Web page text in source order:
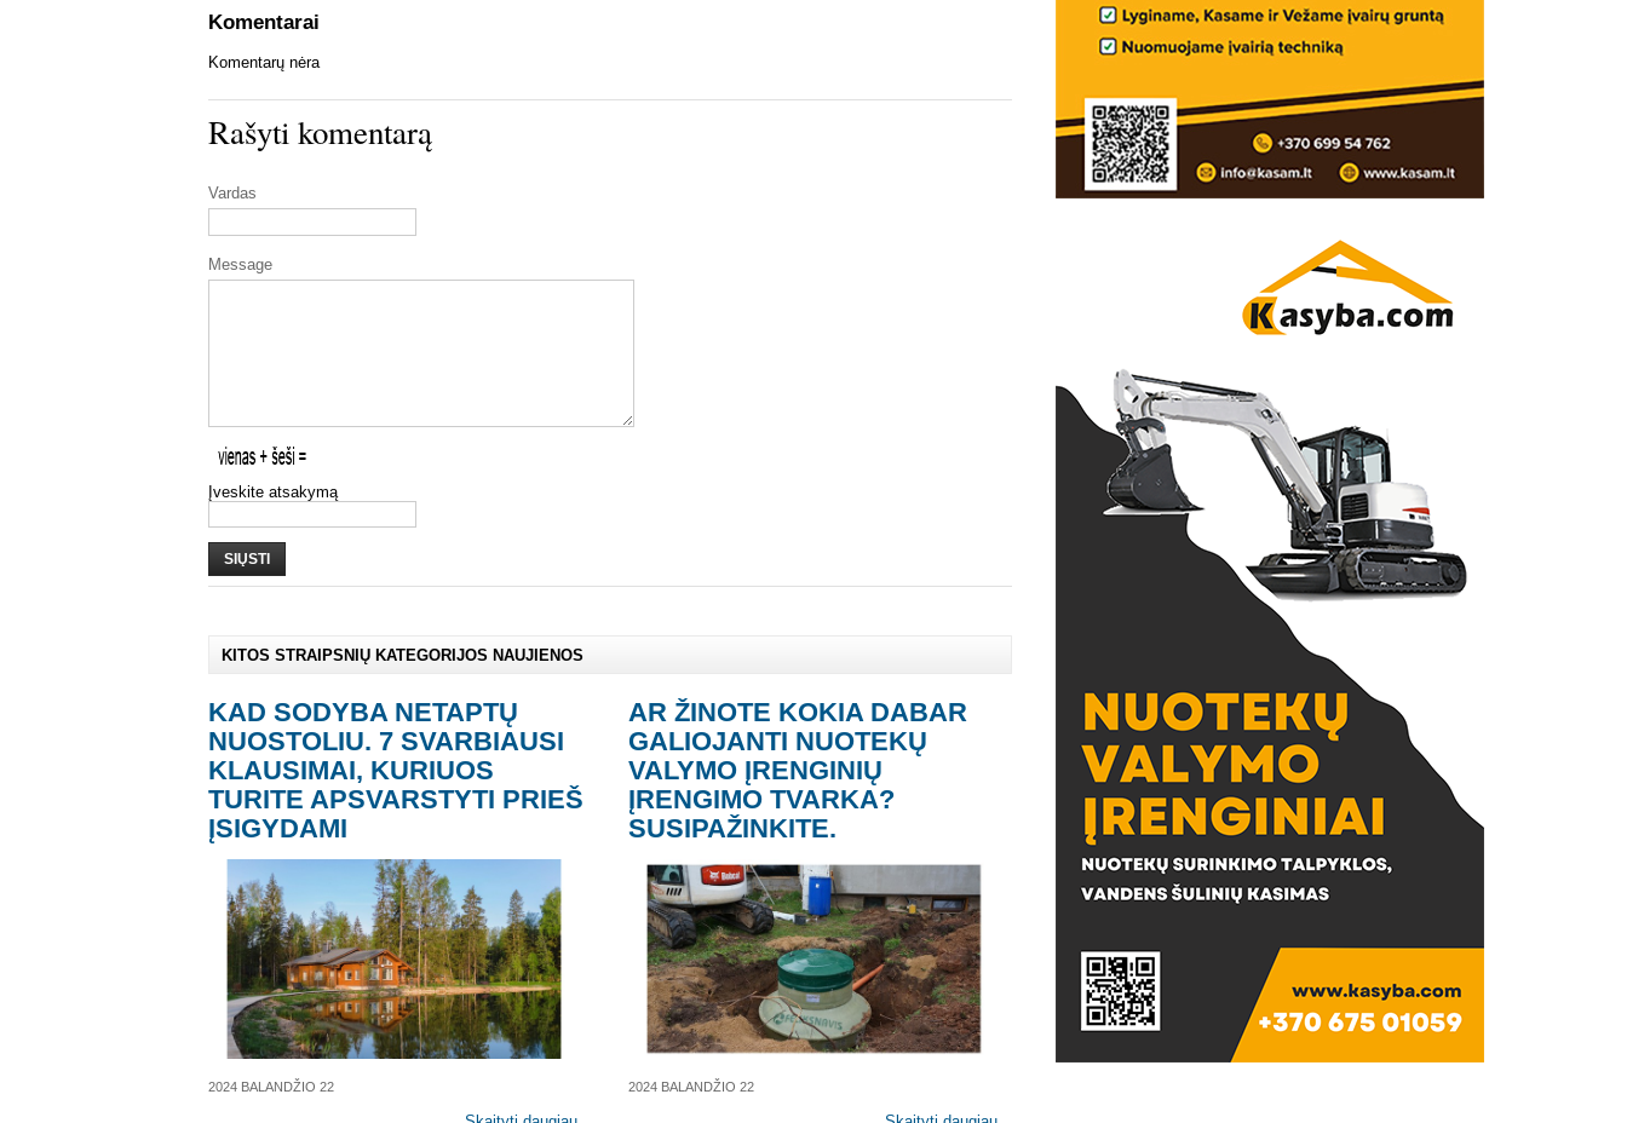
Komentarai
Komentarų nėra
Rašyti komentarą
Vardas
Message
Įveskite atsakymą
SIŲSTI
KITOS STRAIPSNIŲ KATEGORIJOS NAUJIENOS
KAD SODYBA NETAPTŲ
NUOSTOLIU. 7 SVARBIAUSI
KLAUSIMAI, KURIUOS
TURITE APSVARSTYTI PRIEŠ
ĮSIGYDAMI
2024 BALANDŽIO 22
AR ŽINOTE KOKIA DABAR
GALIOJANTI NUOTEKŲ
VALYMO ĮRENGINIŲ
ĮRENGIMO TVARKA?
SUSIPAŽINKITE.
2024 BALANDŽIO 22